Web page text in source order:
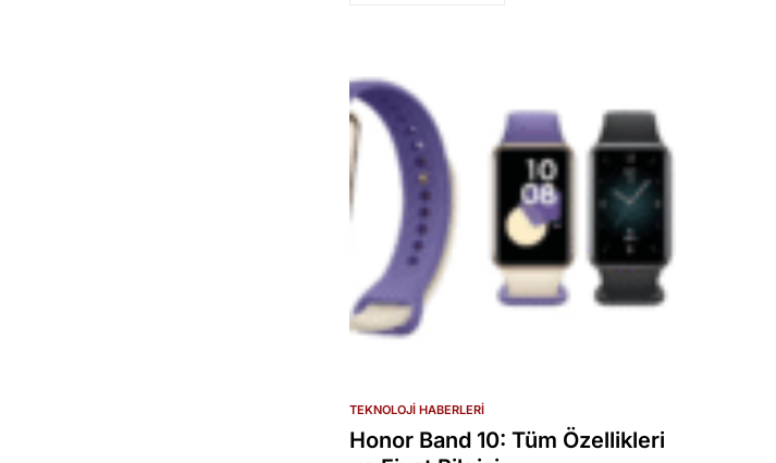
TEKNOLOJI HABERLERI
Honor Band 10: Tüm Özellikleri